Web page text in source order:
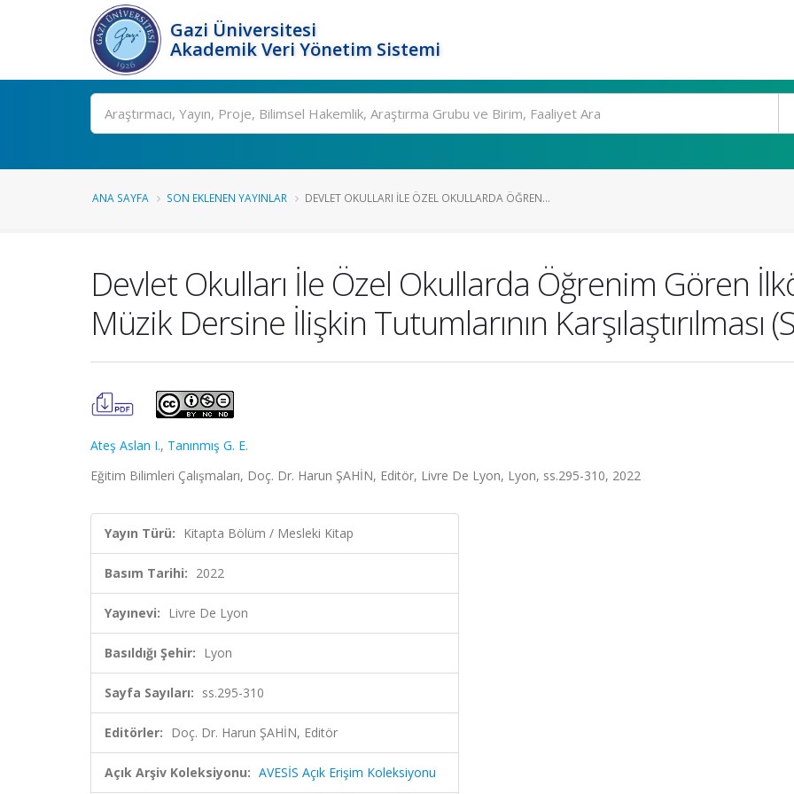
Gazi Üniversitesi
Akademik Veri Yönetim Sistemi
Ara
ANA SAYFA SON EKLENEN YAYINLAR DEVLET OKULLARI İLE ÖZEL OKULLARDA ÖĞREN...
Devlet Okulları İle Özel Okullarda Öğrenim Gören
Müzik Dersine İlişkin Tutumlarının Karşılaştırılması
Ateş Aslan I., Tanınmış G. E.
Eğitim Bilimleri Çalışmaları, Doç. Dr. Harun ŞAHİN, Editör, Livre De Lyon, Lyon, ss.295-310, 2022
Yayın Türü: Kitapta Bölüm / Mesleki Kitap
Basım Tarihi: 2022
Yayınevi: Livre De Lyon
Basıldığı Şehir: Lyon
Sayfa Sayıları: ss.295-310
Editörler: Doç. Dr. Harun ŞAHİN, Editör
Açık Arşiv Koleksiyonu: AVESİS Açık Erişim Koleksiyonu